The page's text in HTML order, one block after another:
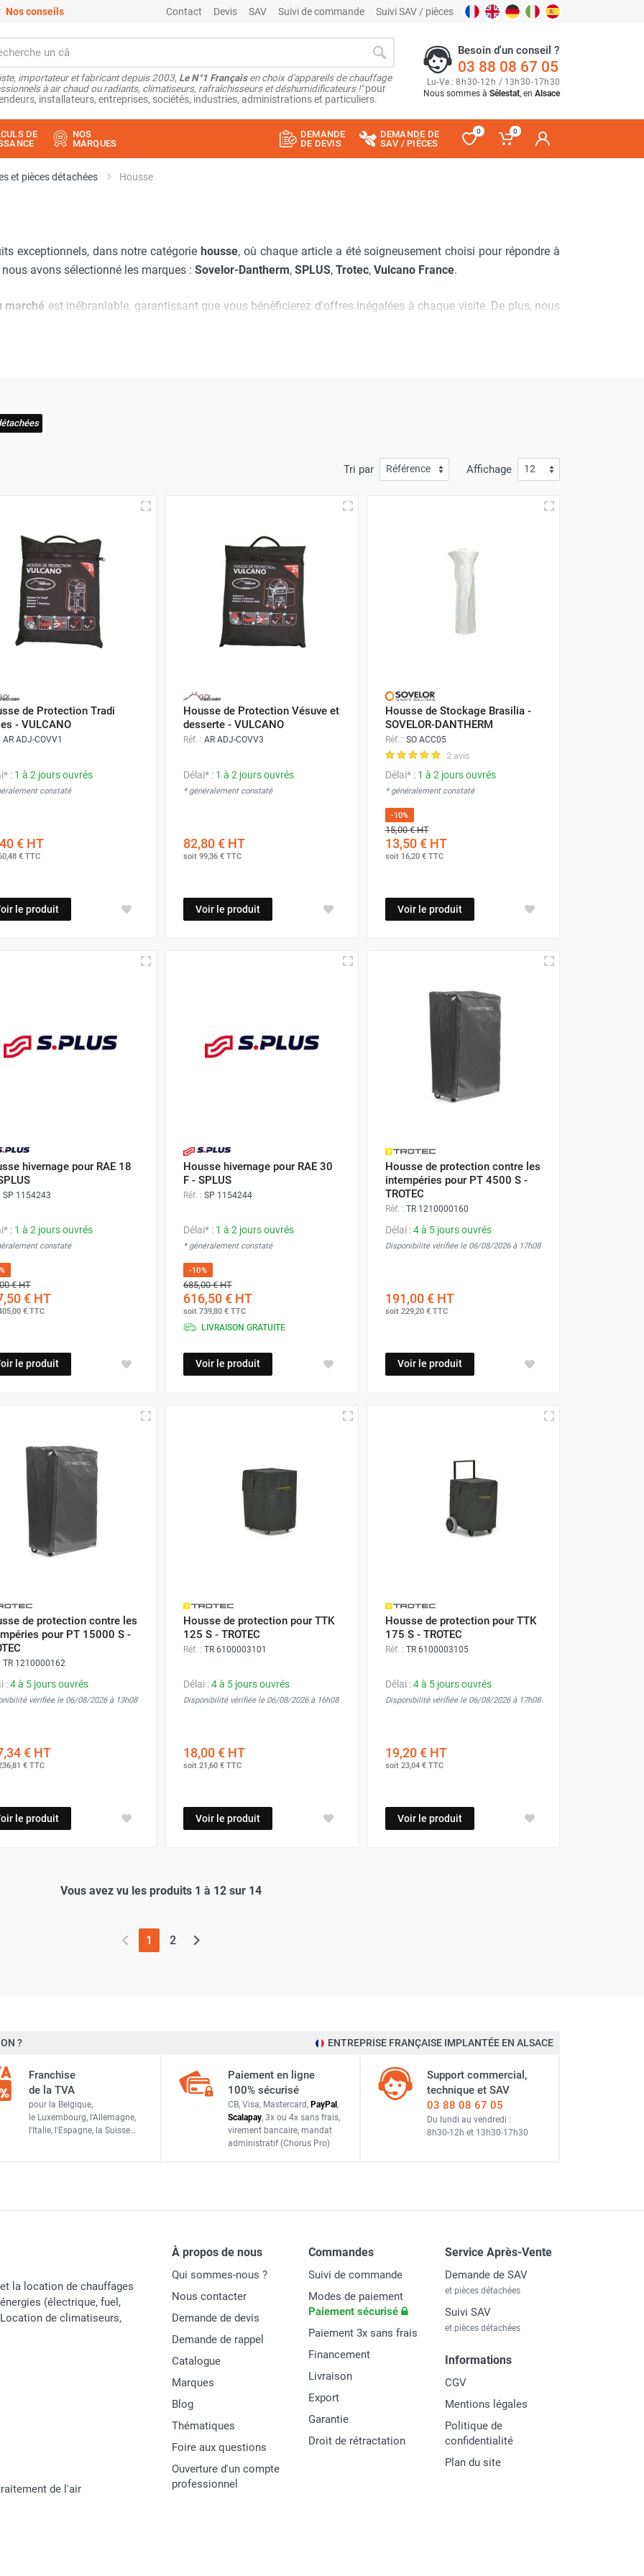
Nos conseils Contact Devis SAV Suivi de commande Suivi SAV / pièces
importateur et fabricant depuis 2003, Le N°1 Françaisen choix d'appareils de chauffage
à air chaud ou radiants, climatiseurs, rafraîchisseurs et déshumidificateurs !"pour
installateurs, entreprises, sociétés, industries, administrations et particuliers.
Besoin d'un conseil ?
03 88 08 67 05
Lu-Ve : 8h30-12h / 13h30-17h30
Nous sommes à Sélestat, en Alsace
DE
NOS
MARQUES
DEMANDE
DE DEVIS
DEMANDE DE
SAV / PIÈCES
0 0
et pièces détachées Housse
exceptionnels, dans notre catégorie housse, où chaque article a été soigneusement choisi pour répondre à
avons sélectionné les marques : Sovelor-Dantherm, SPLUS, Trotec, Vulcano France.
marché est inébranlable, garantissant que vous bénéficierez d'offres inégalées à chaque visite. De plus, nous
Tri par Affichage
de Protection Tradi
- VULCANO
AR ADJ-COVV1
: 1 à 2 jours ouvrés
constaté
€HT
€TTC
le produit
Housse de Protection Vésuve et
desserte - VULCANO
Réf. : AR ADJ-COVV3
Délai* : 1 à 2 jours ouvrés
* généralement constaté
82,80 € HT
soit 99,36 € TTC
Voir le produit
Housse de Stockage Brasilia -
SOVELOR-DANTHERM
Réf. : SO ACC05
2 avis
Délai* : 1 à 2 jours ouvrés
* généralement constaté
-10%
15,00 €HT
13,50 €HT
soit 16,20 €TTC
Voir le produit
hivernage pour RAE 18
SP 1154243
: 1 à 2 jours ouvrés
constaté
€HT
€HT
€TTC
le produit
Housse hivernage pour RAE 30
F - SPLUS
Réf. : SP 1154244
Délai* : 1 à 2 jours ouvrés
* généralement constaté
-10%
685,00 €HT
616,50 € HT
soit 739,80 € TTC
LIVRAISON GRATUITE
Voir le produit
Housse de protection contre les
intempéries pour PT 4500 S -
TROTEC
Réf. : TR 1210000160
Délai :4 à 5 jours ouvrés
Disponibilité vérifiée le 06/08/2026 à 17h08
191,00 €HT
soit 229,20 €TTC
Voir le produit
de protection contre les
pour PT 15000 S -
TR 1210000162
:4 à 5 jours ouvrés
vérifiée le 06/08/2026 à 13h08
€HT
€TTC
le produit
Housse de protection pour TTK
125 S - TROTEC
Réf. : TR 6100003101
Délai :4 à 5 jours ouvrés
Disponibilité vérifiée le 06/08/2026 à 16h08
18,00 € HT
soit 21,60 € TTC
Voir le produit
Housse de protection pour TTK
175 S - TROTEC
Réf. : TR 6100003105
Délai :4 à 5 jours ouvrés
Disponibilité vérifiée le 06/08/2026 à 17h08
19,20 €HT
soit 23,04 €TTC
Voir le produit
Vous avez vu les produits 1 à 12 sur 14
1 (page actuelle)
2
? ENTREPRISE FRANÇAISE IMPLANTÉE EN ALSACE
Franchise
de la TVA
pour la Belgique,
le Luxembourg, l'Allemagne,
l'Italie, l'Espagne, la Suisse…
Paiement en ligne
100% sécurisé
CB, Visa, Mastercard, PayPal ,
Scalapay, 3x ou 4x sans frais,
virement bancaire, mandat
administratif (Chorus Pro)
Support commercial,
technique et SAV
03 88 08 67 05
Du lundi au vendredi :
8h30-12h et 13h30-17h30
la location de chauffages
(électrique, fuel,
de climatiseurs,
de l'air
À propos de nous
Qui sommes-nous ?
Nous contacter
Demande de devis
Demande de rappel
Catalogue
Marques
Blog
Thématiques
Foire aux questions
Ouverture d'un compte
professionnel
Commandes
Suivi de commande
Modes de paiement
Paiement sécurisé
Paiement 3x sans frais
Financement
Livraison
Export
Garantie
Droit de rétractation
Service Après-Vente
Demande de SAV
et pièces détachées
Suivi SAV
et pièces détachées
Informations
CGV
Mentions légales
Politique de
confidentialité
Plan du site